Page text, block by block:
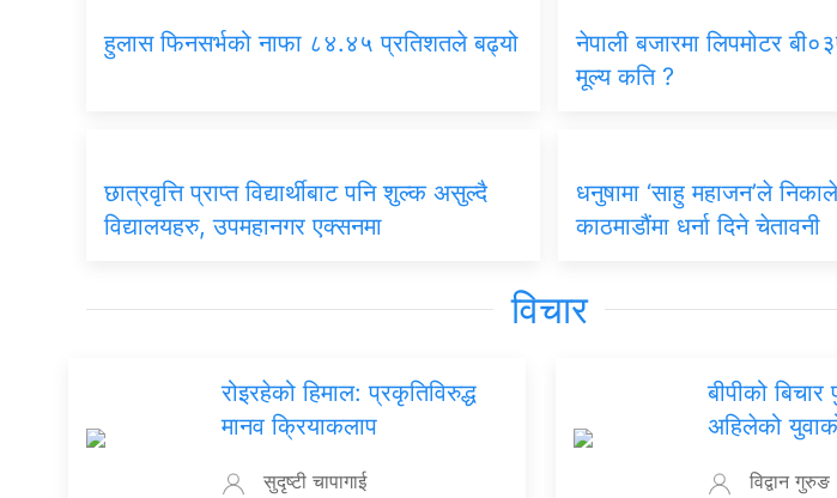
हुलास फिनसर्भको नाफा ८४.४५ प्रतिशतले बढ्यो
नेपाली बजारमा लिपमोटर
मूल्य कति ?
छात्रवृत्ति प्राप्त विद्यार्थीबाट पनि शुल्क असुल्दै
विद्यालयहरु, उपमहानगर एक्सनमा
धनुषामा ‘साहु महाजन’ले
काठमाडौंमा धर्ना दिने चेतावनी
विचार
रोइरहेको हिमाल: प्रकृतिविरुद्ध
मानव क्रियाकलाप
सुदृष्टी चापागाई
बीपीको बिचार
अहिलेको
विद्वान गुरुङ